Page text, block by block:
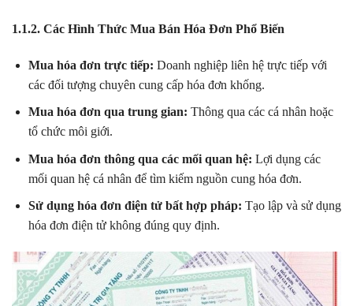
1.1.2. Các Hình Thức Mua Bán Hóa Đơn Phổ Biến
Mua hóa đơn trực tiếp: Doanh nghiệp liên hệ trực tiếp với
các đối tượng chuyên cung cấp hóa đơn khống.
Mua hóa đơn qua trung gian: Thông qua các cá nhân hoặc
tổ chức môi giới.
Mua hóa đơn thông qua các mối quan hệ: Lợi dụng các
mối quan hệ cá nhân để tìm kiếm nguồn cung hóa đơn.
Sử dụng hóa đơn điện tử bất hợp pháp: Tạo lập và sử dụng
hóa đơn điện tử không đúng quy định.